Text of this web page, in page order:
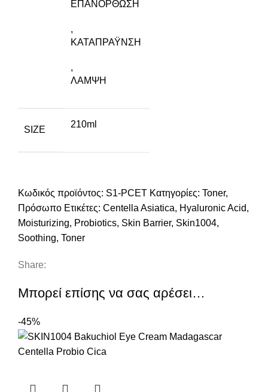
ΕΠΑΝΟΡΘΩΣΗ
,
ΚΑΤΑΠΡΑΫΝΣΗ
,
ΛΑΜΨΗ
SIZE
210ml
Κωδικός προϊόντος: S1-PCET Κατηγορίες: Toner,
Πρόσωπο Ετικέτες: Centella Asiatica, Hyaluronic Acid,
Moisturizing, Probiotics, Skin Barrier, Skin1004,
Soothing, Toner
Share:
Μπορεί επίσης να σας αρέσει…
-45%